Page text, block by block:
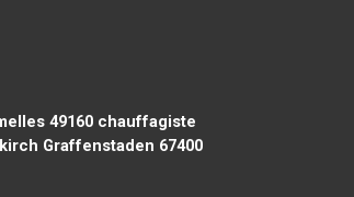
49160chauffagiste
Graffenstaden 67400